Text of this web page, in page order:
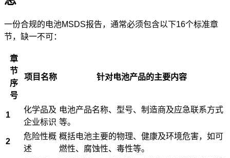
一份合规的电池MSDS报告，通常必须包含以下16个标准章
节，缺一不可：
章
节
序
号
项目名称 针对电池产品的主要内容
1
化学品及
企业标识
电池产品名称、型号、制造商及应急联系方式
等。
2
危险性概
述
概括电池主要的物理、健康及环境危害，如可
燃性、腐蚀性、毒性等。